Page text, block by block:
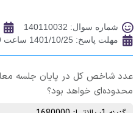
شماره سوال: 140110032
مهلت پاسخ: 1401/10/25 ساعت 23:59
محدوده‌ای خواهد بود؟